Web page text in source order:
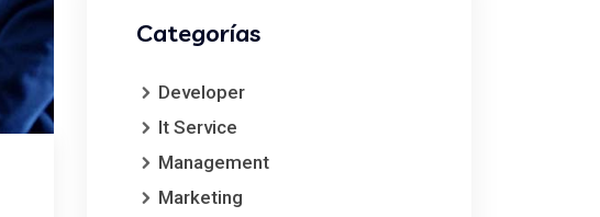
Categorías
Developer
It Service
Management
Marketing